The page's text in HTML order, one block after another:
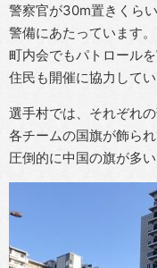
警察官が30m置きくら
警備にあたっています。
町内会でもパトロールを
住民も開催に協力してい
選手村では、それぞれ
各チームの国旗が飾ら
圧倒的に中国の旗が多い